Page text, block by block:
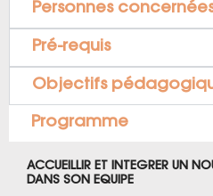
Personnes
Pré-requis
Objectifs
Programme
ACCUEILLIR ET INTEGRER UN
DANS SON EQUIPE